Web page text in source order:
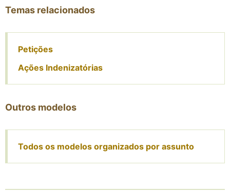
Temas relacionados
Petições
Ações Indenizatórias
Outros modelos
Todos os modelos organizados por assunto